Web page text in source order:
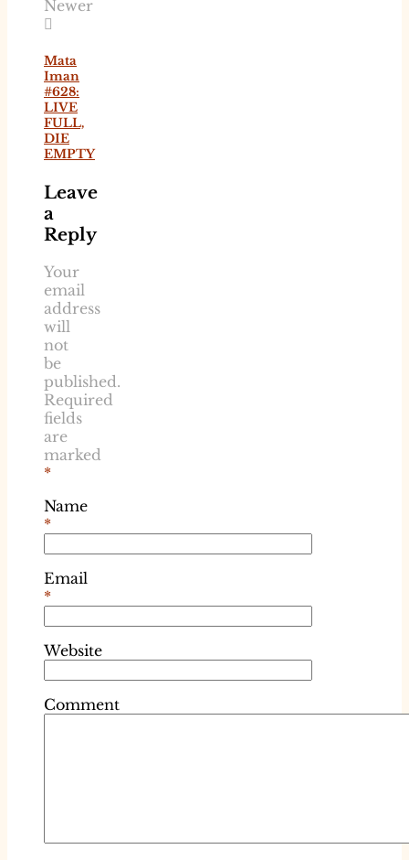
Newer
Mata
Iman
#628:
LIVE
FULL,
DIE
EMPTY
Leave
a
Reply
Your
email
address
will
not
be
published.
Required
fields
are
marked
*
Name
*
Email
*
Website
Comment